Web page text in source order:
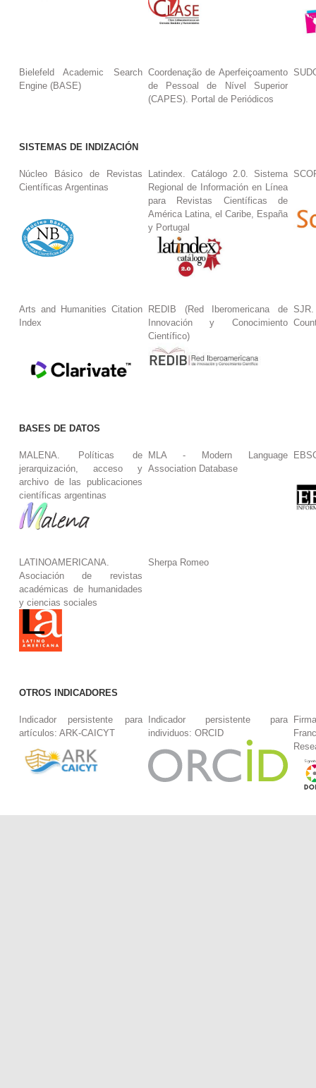
Bielefeld Academic Search
Engine (BASE)
Coordenação de Aperfeiçoamento
de Pessoal de Nível Superior
(CAPES). Portal de Periódicos
SISTEMAS DE INDIZACIÓN
Núcleo Básico de Revistas
Científicas Argentinas
Latindex. Catálogo 2.0. Sistema
Regional de Información en Línea
para Revistas Científicas de
América Latina, el Caribe, España
y Portugal
Arts and Humanities Citation
Index
REDIB (Red Iberomericana de
Innovación y Conocimiento
Científico)
BASES DE DATOS
MALENA. Políticas de
jerarquización, acceso y
archivo de las publicaciones
científicas argentinas
MLA - Modern Language
Association Database
LATINOAMERICANA.
Asociación de revistas
académicas de humanidades
y ciencias sociales
Sherpa Romeo
OTROS INDICADORES
Indicador persistente para
artículos: ARK-CAICYT
Indicador persistente para
individuos: ORCID